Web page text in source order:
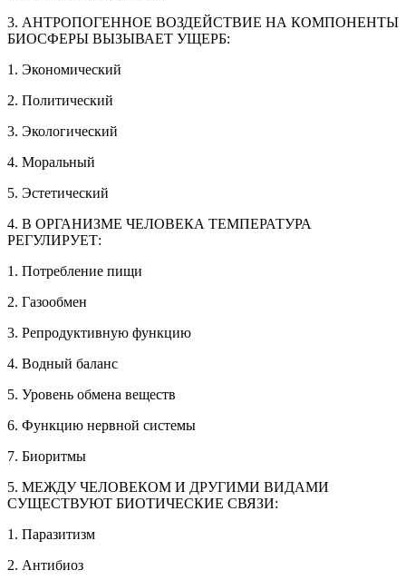
3. АНТРОПОГЕННОЕ ВОЗДЕЙСТВИЕ НА КОМПОНЕНТЫ
БИОСФЕРЫ ВЫЗЫВАЕТ УЩЕРБ:
1. Экономический
2. Политический
3. Экологический
4. Моральный
5. Эстетический
4. В ОРГАНИЗМЕ ЧЕЛОВЕКА ТЕМПЕРАТУРА
РЕГУЛИРУЕТ:
1. Потребление пищи
2. Газообмен
3. Репродуктивную функцию
4. Водный баланс
5. Уровень обмена веществ
6. Функцию нервной системы
7. Биоритмы
5. МЕЖДУ ЧЕЛОВЕКОМ И ДРУГИМИ ВИДАМИ
СУЩЕСТВУЮТ БИОТИЧЕСКИЕ СВЯЗИ:
1. Паразитизм
2. Антибиоз